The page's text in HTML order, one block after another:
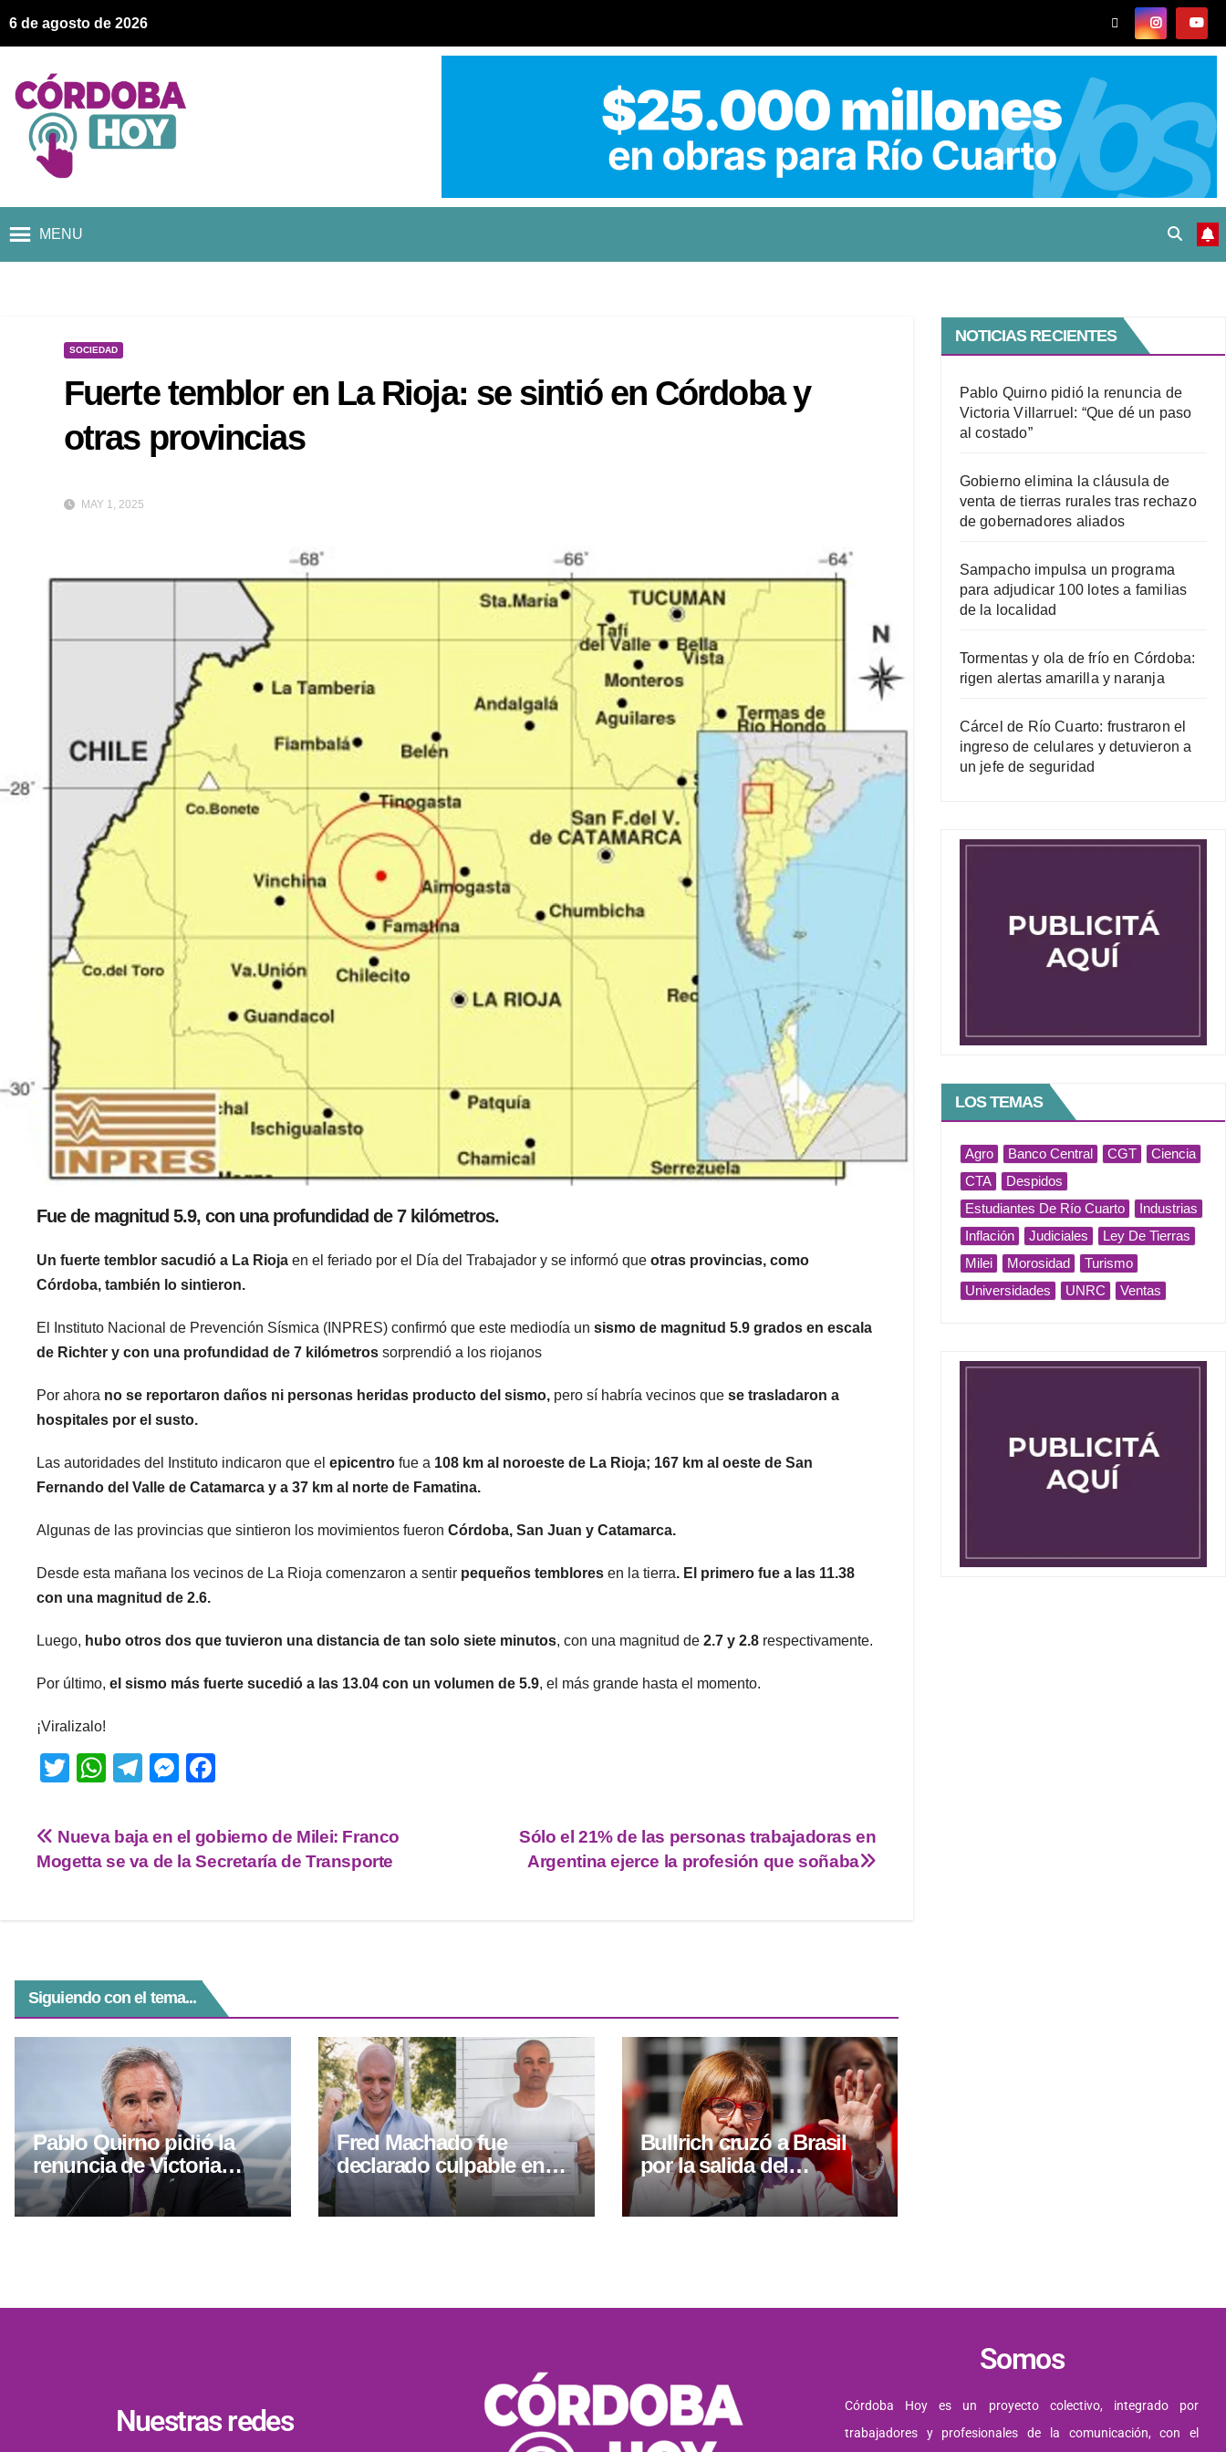
6 de agosto de 2026
MENU
SOCIEDAD
Fuerte temblor en La Rioja: se sintió en Córdoba y
otras provincias
MAY 1, 2025
Fue de magnitud 5.9, con una profundidad de 7 kilómetros.
Un fuerte temblor sacudió a La Rioja en el feriado por el Día del Trabajador y se informó que otras provincias, como
Córdoba, también lo sintieron.
El Instituto Nacional de Prevención Sísmica (INPRES) confirmó que este mediodía un sismo de magnitud 5.9 grados en escala
de Richter y con una profundidad de 7 kilómetros sorprendió a los riojanos
Por ahora no se reportaron daños ni personas heridas producto del sismo, pero sí habría vecinos que se trasladaron a
hospitales por el susto.
Las autoridades del Instituto indicaron que el epicentro fue a 108 km al noroeste de La Rioja; 167 km al oeste de San
Fernando del Valle de Catamarca y a 37 km al norte de Famatina.
Algunas de las provincias que sintieron los movimientos fueron Córdoba, San Juan y Catamarca.
Desde esta mañana los vecinos de La Rioja comenzaron a sentir pequeños temblores en la tierra. El primero fue a las 11.38
con una magnitud de 2.6.
Luego, hubo otros dos que tuvieron una distancia de tan solo siete minutos, con una magnitud de 2.7 y 2.8 respectivamente.
Por último, el sismo más fuerte sucedió a las 13.04 con un volumen de 5.9, el más grande hasta el momento.
¡Viralizalo!
T
tt
er
W
at
s
T
e
gr
M
ss
e
c
e
Sólo el 21% de las personas trabajadoras en
Argentina ejerce la profesión que soñaba
Nueva baja en el gobierno de Milei: Franco
Mogetta se va de la Secretaría de Transporte
Siguiendo con el tema...
Pablo Quirno pidió la
renuncia de Victoria
Villarruel: “Que dé un
paso al costado”
Fred Machado fue
declarado culpable en
EE.UU. por lavado y
fraude
Bullrich cruzó a Brasil
por la salida del
embajador y recordó:
“En 2025, Lula visitó a la
NOTICIAS RECIENTES
Pablo Quirno pidió la renuncia de
Victoria Villarruel: “Que dé un paso
al costado”
Gobierno elimina la cláusula de
venta de tierras rurales tras rechazo
de gobernadores aliados
Sampacho impulsa un programa
para adjudicar 100 lotes a familias
de la localidad
Tormentas y ola de frío en Córdoba:
rigen alertas amarilla y naranja
Cárcel de Río Cuarto: frustraron el
ingreso de celulares y detuvieron a
un jefe de seguridad
LOS TEMAS
Agro Banco Central CGT
Ciencia
CTA
Despidos
Estudiantes De Río Cuarto
Industrias
Inflación
Judiciales
Ley De Tierras
Milei
Morosidad
Turismo
Universidades
UNRC Ventas
Nuestras redes
Somos
Córdoba Hoy es un proyecto colectivo, integrado por
trabajadores y profesionales de la comunicación, con el